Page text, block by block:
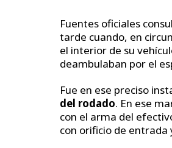
Fuentes oficiales
tarde cuando, en
el interior de su
deambulaban por el
Fue en ese preciso
del rodado. En ese
con el arma del
con orificio de entrada